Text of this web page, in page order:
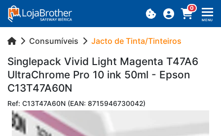
0
MENU
Consumíveis Jacto de Tinta/Tinteiros
Sin­gle­pack Vivid Light Ma­genta T47A6
Ul­tra­Ch­rome Pro 10 ink 50ml - Epson
C13T47A60N
Ref: C13T47A60N (EAN: 8715946730042)